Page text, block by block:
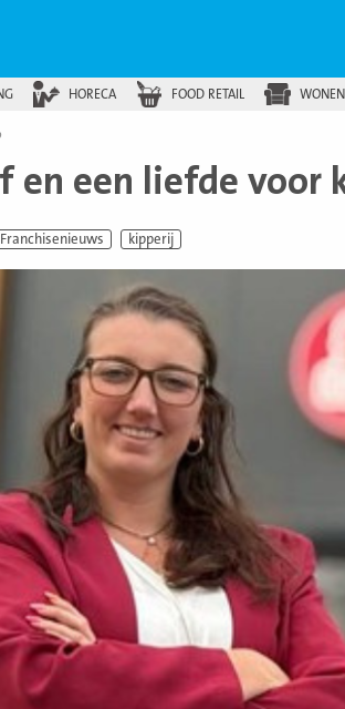
HORECA FOOD RETAIL WONEN
en een liefde voor
Franchisenieuws kipperij